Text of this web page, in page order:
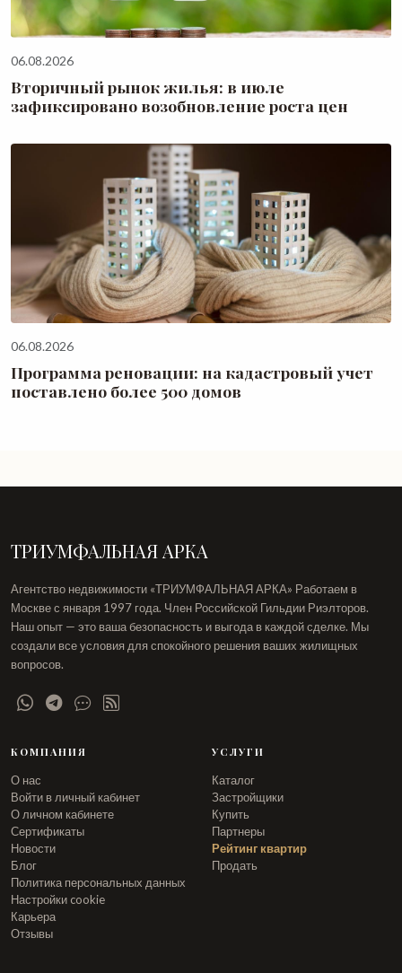
06.08.2026
Вторичный рынок жилья: в июле
зафиксировано возобновление роста цен
06.08.2026
Программа реновации: на кадастровый учет
поставлено более 500 домов
ТРИУМФАЛЬНАЯ АРКА
Агентство недвижимости «ТРИУМФАЛЬНАЯ АРКА» Работаем в
Москве с января 1997 года. Член Российской Гильдии Риэлторов.
Наш опыт — это ваша безопасность и выгода в каждой сделке. Мы
создали все условия для спокойного решения ваших жилищных
вопросов.
КОМПАНИЯ
О нас
Войти в личный кабинет
О личном кабинете
Сертификаты
Новости
Блог
Политика персональных данных
Настройки cookie
Карьера
Отзывы
УСЛУГИ
Каталог
Застройщики
Купить
Партнеры
Рейтинг квартир
Продать